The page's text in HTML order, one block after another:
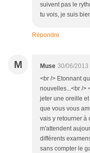
suivent pas le
tu vois, je suis
Répondre
M Muse 30/06/2013
<br /> Etonnant
nouvelles...<br />
jeter une oreille
que vous vous
vais y retourner à
m'attendent
différents
sans compter le